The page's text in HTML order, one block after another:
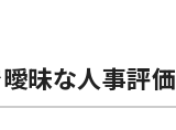
昧な人事評価